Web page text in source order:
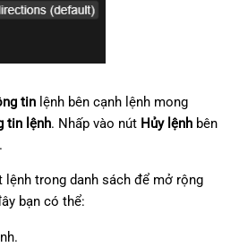
tin lệnh bên cạnh lệnh mong
tin lệnh. Nhấp vào nút Hủy lệnh bên
lệnh trong danh sách để mở rộng
bạn có thể: